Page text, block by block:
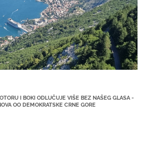
I BOKI ODLUČUJE VIŠE BEZ NAŠEG GLASA -
OO DEMOKRATSKE CRNE GORE